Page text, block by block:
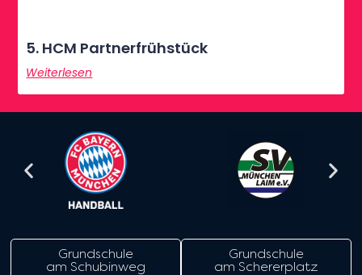
5. HCM Partnerfrühstück
Weiterlesen
Grundschule
am Schubinweg
Grundschule
am Schererplatz